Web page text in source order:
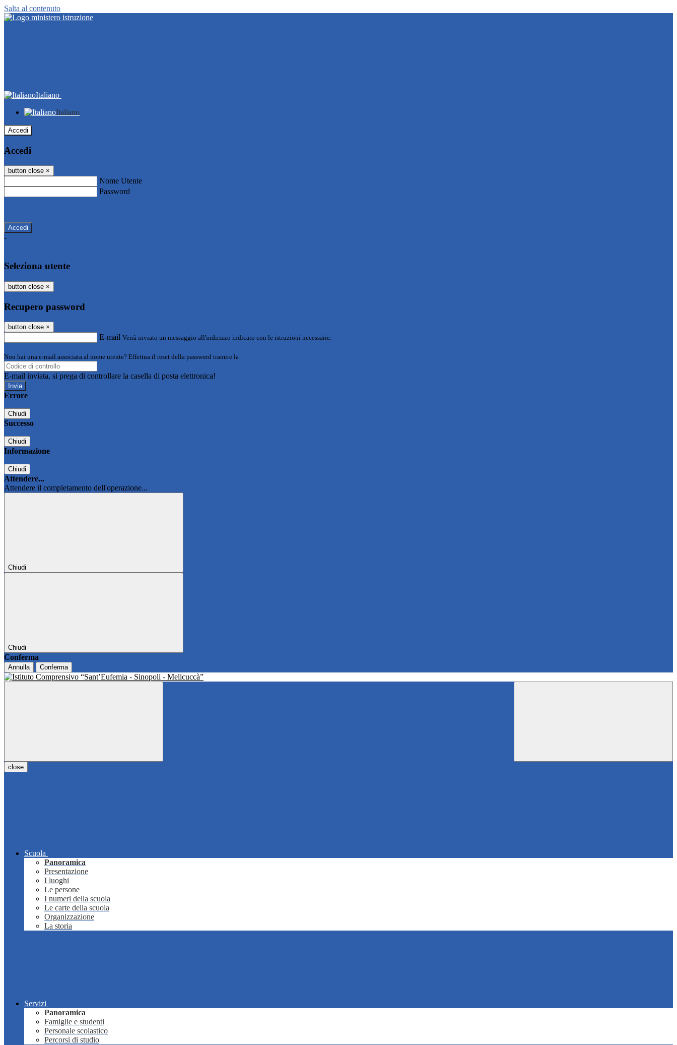
Salta al contenuto
Italiano
Italiano
Accedi
Accedi
button close ×
Nome Utente
Password
-
Seleziona utente
button close ×
Recupero password
button close ×
E-mail Verrà inviato un messaggio all'indirizzo indicato con le istruzioni necessarie.
Non hai una e-mail associata al nome utente? Effettua il reset della password tramite la
E-mail inviata, si prega di controllare la casella di posta elettronica!
Errore
Chiudi
Successo
Chiudi
Informazione
Chiudi
Attendere...
Attendere il completamento dell'operazione...
Chiudi
Chiudi
Conferma
Annulla Conferma
close
Scuola
Panoramica
Presentazione
I luoghi
Le persone
I numeri della scuola
Le carte della scuola
Organizzazione
La storia
Servizi
Panoramica
Famiglie e studenti
Personale scolastico
Percorsi di studio